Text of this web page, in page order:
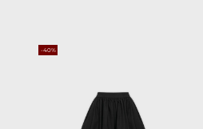
-40%